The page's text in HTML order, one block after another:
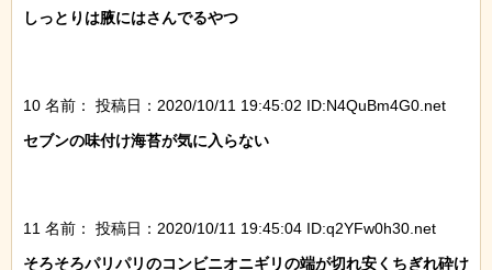
しっとりは腋にはさんでるやつ
10 名前：
投稿日：2020/10/11 19:45:02 ID:N4QuBm4G0.net
セブンの味付け海苔が気に入らない
11 名前：
投稿日：2020/10/11 19:45:04 ID:q2YFw0h30.net
そろそろパリパリのコンビニオニギリの端が切れ安くちぎれ砕け